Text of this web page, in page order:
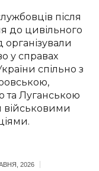
після
до цивільного
організували
у справах
спільно з
Луганською
2026